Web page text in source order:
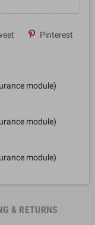
Pinterest
module)
module)
module)
& RETURNS